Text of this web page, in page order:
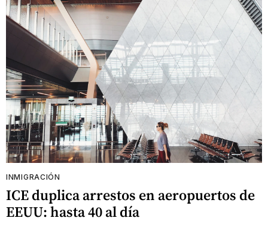
INMIGRACIÓN
ICE duplica arrestos en aeropuertos de
EEUU: hasta 40 al día